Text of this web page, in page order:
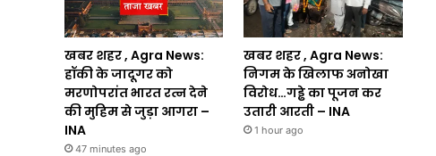
खबर शहर , Agra News:
हॉकी के जादूगर को
मरणोपरांत भारत रत्न देने
की मुहिम से जुड़ा आगरा –
INA
47 minutes ago
खबर शहर , Agra News:
निगम के खिलाफ अनोखा
विरोध…गड्ढे का पूजन कर
उतारी आरती – INA
1 hour ago